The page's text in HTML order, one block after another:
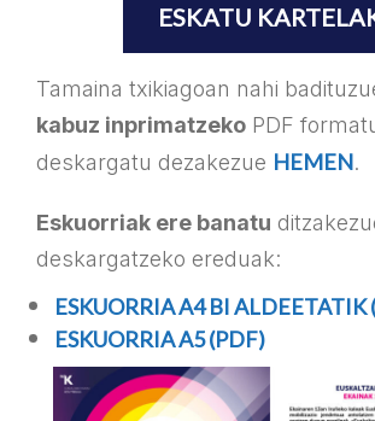
ESKATU
Tamaina txikiagoan nahi
kabuz inprimatzeko PDF
deskargatu dezakezue HEMEN.
Eskuorriak ere banatu
deskargatzeko ereduak:
ESKUORRIA A4 BI ALDEETATIK
ESKUORRIA A5 (PDF)